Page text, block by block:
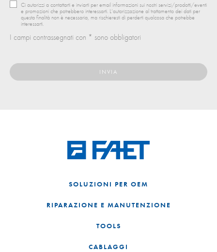
Ci autorizzi a contattarti e inviarti per email informazioni sui nostri servizi/prodotti/eventi
e promozioni che potrebbero interessarti. L’autorizzazione al trattamento dei dati per
questa finalità non è necessaria, ma rischieresti di perderti qualcosa che potrebbe
interessarti.
I campi contrassegnati con * sono obbligatori
SOLUZIONI PER OEM
RIPARAZIONE E MANUTENZIONE
TOOLS
CABLAGGI